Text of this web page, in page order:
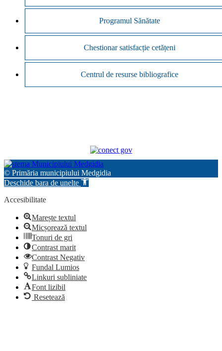
Programul Sănătate
Chestionar satisfacție cetățeni
Centrul de resurse bibliografice
© Primăria municipiului Medgidia
Deschide bara de unelte
Accesibilitate
Marește textul
Micșorează textul
Tonuri de gri
Contrast marit
Contrast Negativ
Fundal Lumios
Linkuri subliniate
Font lizibil
Resetează